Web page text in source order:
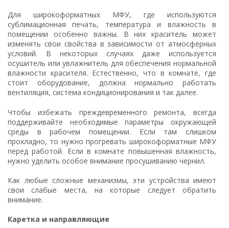
Для широкоформатных МФУ, где используются
сублимационная печать, температура и влажность в
помещении особенно важны. В них краситель может
изменять свои свойства в зависимости от атмосферных
условий. В некоторых случаях даже используется
осушитель или увлажнитель для обеспечения нормальной
влажности красителя. Естественно, что в комнате, где
стоит оборудование, должна нормально работать
вентиляция, система кондиционирования и так далее.
Чтобы избежать преждевременного ремонта, всегда
поддерживайте необходимые параметры окружающей
среды в рабочем помещении. Если там слишком
прохладно, то нужно прогревать широкоформатные МФУ
перед работой. Если в комнате повышенная влажность,
нужно уделить особое внимание просушиванию чернил.
Как любые сложные механизмы, эти устройства имеют
свои слабые места, на которые следует обратить
внимание.
Каретка и направляющие